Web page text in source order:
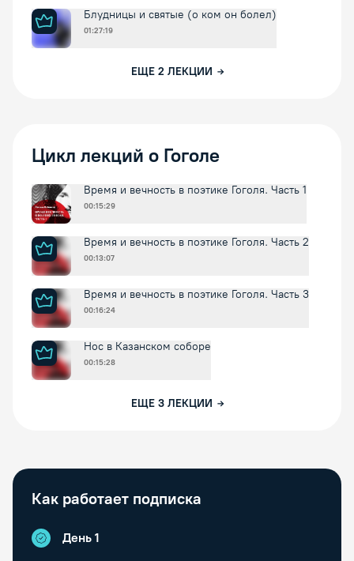
Блудницы и святые (о ком он болел)
01:27:19
ЕЩЕ 2 ЛЕКЦИИ
Цикл лекций о Гоголе
Время и вечность в поэтике Гоголя. Часть 1
00:15:29
Время и вечность в поэтике Гоголя. Часть 2
00:13:07
Время и вечность в поэтике Гоголя. Часть 3
00:16:24
Нос в Казанском соборе
00:15:28
ЕЩЕ 3 ЛЕКЦИИ
Как работает подписка
День 1